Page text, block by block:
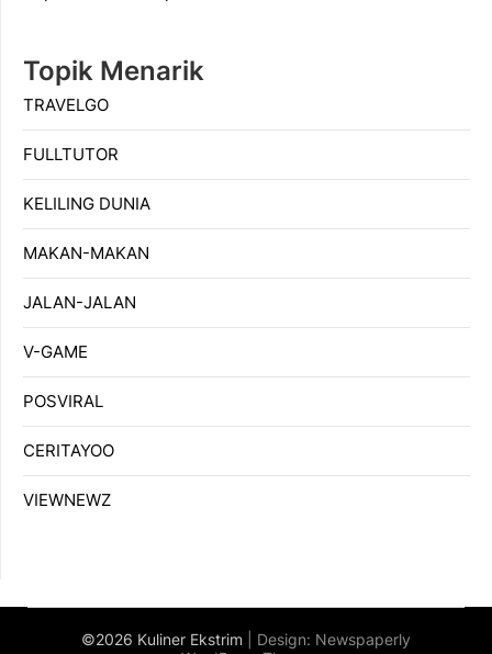
Topik Menarik
TRAVELGO
FULLTUTOR
KELILING DUNIA
MAKAN-MAKAN
JALAN-JALAN
V-GAME
POSVIRAL
CERITAYOO
VIEWNEWZ
©2026 Kuliner Ekstrim | Design: Newspaperly